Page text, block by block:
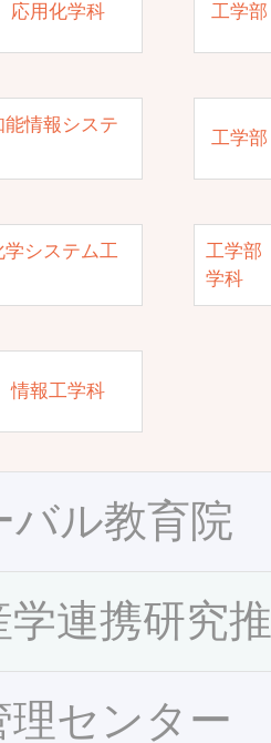
用化学科 工学
情報システ
工学
システム工
工学部
学科
報工学科
バル教育院
学連携研究
理センター